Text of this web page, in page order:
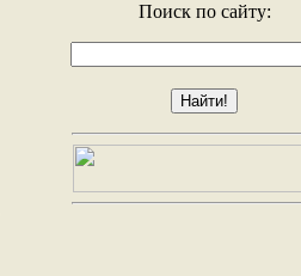
Поиск по сайту: